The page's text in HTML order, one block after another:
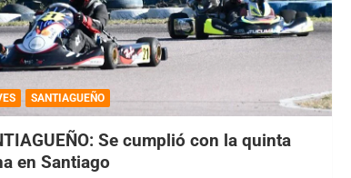
SANTIAGUEÑO
Se cumplió con la quinta
en Santiago